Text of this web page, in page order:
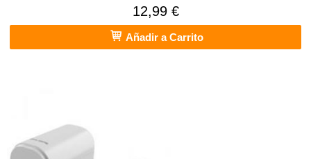
12,99 €
Añadir a Carrito